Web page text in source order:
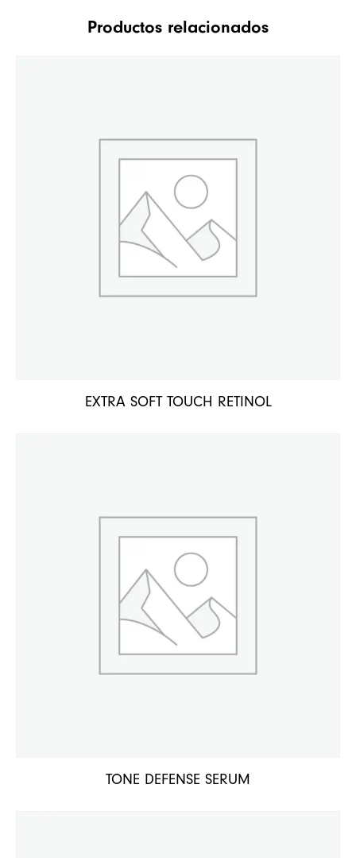
Productos relacionados
EXTRA SOFT TOUCH RETINOL
TONE DEFENSE SERUM